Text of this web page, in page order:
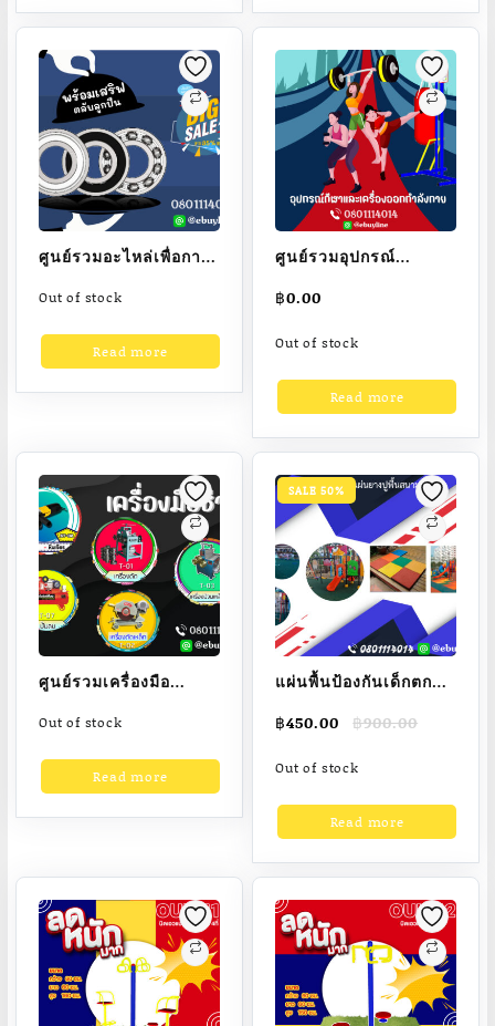
pads
ศูนย์รวมอะไหล่เพื่อการ
ลูกปืน,น็อต,สกรู,แหวน
อีแปะ,ท่อเหล็ก,ท่อสแตน
เลส,ใบตัด,ใบ
ซ้อน,stainless
steel,welding
rod,ลวดเชื่อม
Out of stock
Read more
ศูนย์รวมอุปกรณ์
กาย SM,อุปกรณ์ฝึกซ้อม
กีฬา DS,เครื่องออกกำลัง
฿0.00
Out of stock
Read more
ศูนย์รวมเครื่องมือ
ขัด,สว่านเจาะปูนแบบ
กระแทก,ฆ้อน
ปอนด์,เครื่องพ่น
ท่อ,tools,special
tools
Out of stock
Read more
SALE 50%
แผ่นพื้นป้องกันเด็กตก
พื้นสนามเด็กเล่น
โฟม,แผ่นปูพื้นกัน
พื้นกันลื่น Rubber,แผ่น
หญ้าเทียมปูพื้น,แผ่นจิ๊ก
ซอ
฿900.00
Original
was:
฿450.00
Current
is:
Out of stock
Read more